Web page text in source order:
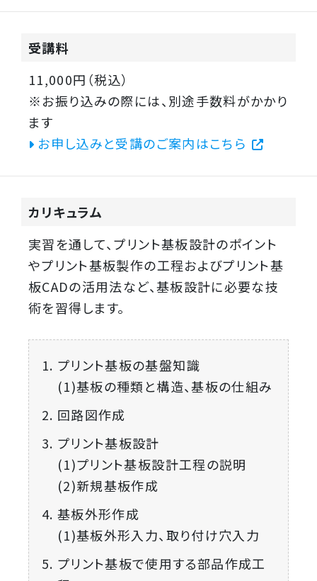
受講料
11,000円（税込）
※お振り込みの際には、別途手数料がかかり
ます
お申し込みと受講のご案内はこちら
カリキュラム
実習を通して、プリント基板設計のポイント
やプリント基板製作の工程およびプリント基
板CADの活用法など、基板設計に必要な技
術を習得します。
プリント基板の基盤知識
(1)基板の種類と構造、基板の仕組み
回路図作成
プリント基板設計
(1)プリント基板設計工程の説明
(2)新規基板作成
基板外形作成
(1)基板外形入力、取り付け穴入力
プリント基板で使用する部品作成工